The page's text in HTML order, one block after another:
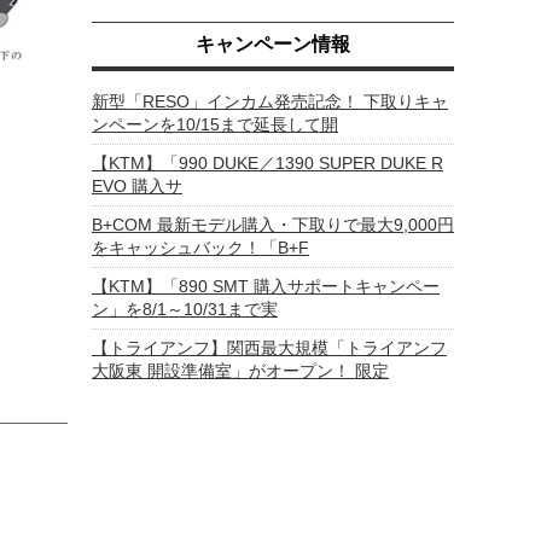
キャンペーン情報
新型「RESO」インカム発売記念！ 下取りキャ
ンペーンを10/15まで延長して開
【KTM】「990 DUKE／1390 SUPER DUKE R
EVO 購入サ
B+COM 最新モデル購入・下取りで最大9,000円
をキャッシュバック！「B+F
【KTM】「890 SMT 購入サポートキャンペー
ン」を8/1～10/31まで実
【トライアンフ】関西最大規模「トライアンフ
大阪東 開設準備室」がオープン！ 限定